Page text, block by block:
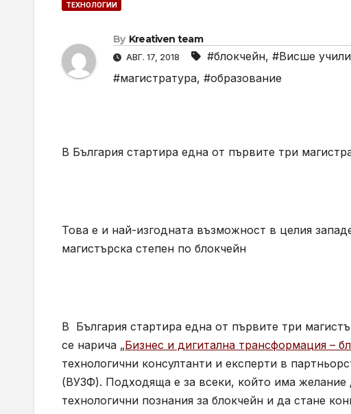
ТЕХНОЛОГИИ
By Kreativen team
АВГ. 17, 2018 #блокчейн, #Висше
#магистратура, #образование
В България стартира една от първите три
Това е и най-изгодната възможност в целия
магистърска степен по блокчейн
В България стартира една от първите три
се нарича „Бизнес и дигитална трансформация –
технологични консултанти и експерти в
(ВУЗФ). Подходяща е за всеки, който има
технологични познания за блокчейн и да стане